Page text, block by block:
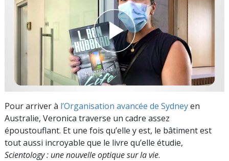
Pour arriver à l’Organisation avancée de Sydneyen
Australie, Veronica traverse un cadre assez
époustouflant. Et une fois qu’elle y est, le bâtiment est
tout aussi incroyable que le livre qu’elle étudie,
Scientology : une nouvelle optique sur la vie.